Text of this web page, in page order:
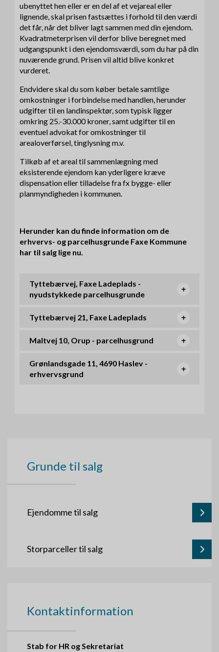
ubenyttet hen eller er en del af et vejareal eller
lignende, skal prisen fastsættes i forhold til den værdi
det får, når det bliver lagt sammen med din ejendom.
Kvadratmeterprisen vil derfor blive beregnet med
udgangspunkt i den ejendomsværdi, som du har på din
nuværende grund. Prisen vil altid blive konkret
vurderet.
Endvidere skal du som køber betale samtlige
omkostninger i forbindelse med handlen, herunder
udgifter til en landinspektør, som typisk ligger
omkring 25.-30.000 kroner, samt udgifter til en
eventuel advokat for omkostninger til
arealoverførsel, tinglysning m.v.
Tilkøb af et areal til sammenlægning med
eksisterende ejendom kan yderligere kræve
dispensation eller tilladelse fra fx bygge- eller
planmyndigheden i kommunen.
Herunder kan du finde information om de
erhvervs- og parcelhusgrunde Faxe Kommune
har til salg lige nu.
Tyttebærvej, Faxe Ladeplads -
nyudstykkede parcelhusgrunde
Tyttebærvej 21, Faxe Ladeplads
Maltvej 10, Orup - parcelhusgrund
Grønlandsgade 11, 4690 Haslev -
erhvervsgrund
Grunde til salg
Ejendomme til salg
Storparceller til salg
Kontaktinformation
Stab for HR og Sekretariat